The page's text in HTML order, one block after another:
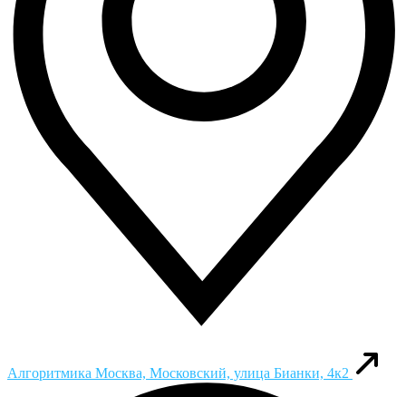
Алгоритмика Москва, Московский, улица Бианки, 4к2